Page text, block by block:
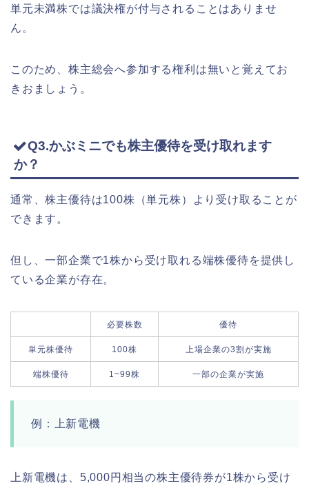
単元未満株では議決権が付与されることはありませ
ん。
このため、株主総会へ参加する権利は無いと覚えてお
きおましょう。
Q3.かぶミニでも株主優待を受け取れます
か？
通常、株主優待は100株（単元株）より受け取ることが
できます。
但し、一部企業で1株から受け取れる端株優待を提供し
ている企業が存在。
必要株数 優待
単元株優待 100株 上場企業の3割が実施
端株優待 1~99株 一部の企業が実施
例：上新電機
上新電機は、5,000円相当の株主優待券が1株から受け